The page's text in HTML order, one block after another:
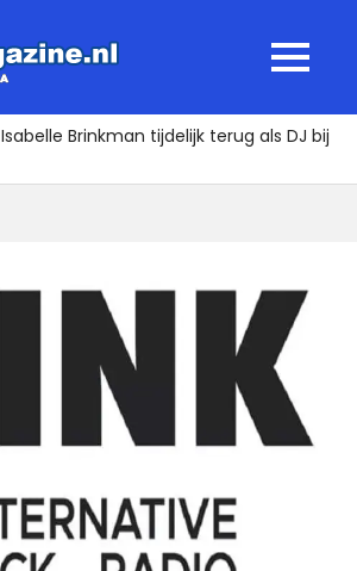
MENU
Isabelle Brinkman tijdelijk terug als DJ bij